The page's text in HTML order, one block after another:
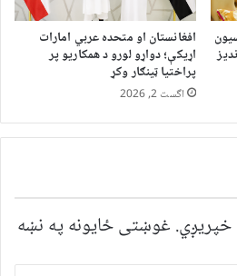
افغانستان او متحده عربي امارات
اړیکې؛ دواړو لورو د همکاریو پر
پراختیا ټینګار وکړ
اگست 2, 2026
خپريږي. غوښتى ځایونه په نښه